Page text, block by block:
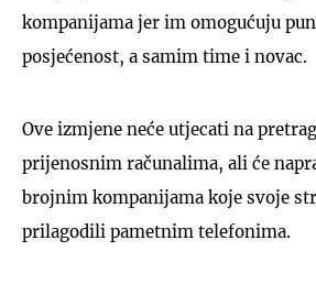
kompanijama jer im omogućuju
posjećenost, a samim time i novac.
Ove izmjene neće utjecati na
prijenosnim računalima, ali će
brojnim kompanijama koje svoje
prilagodili pametnim telefonima.